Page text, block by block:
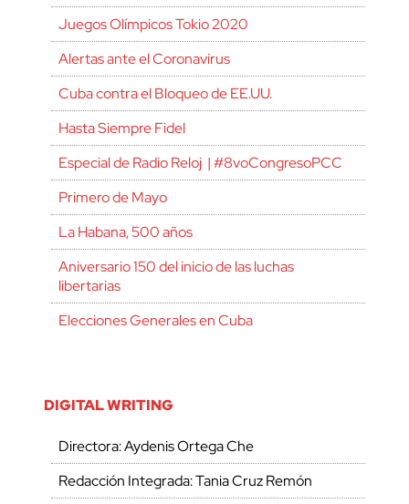
Juegos Olímpicos Tokio 2020
Alertas ante el Coronavirus
Cuba contra el Bloqueo de EE.UU.
Hasta Siempre Fidel
Especial de Radio Reloj | #8voCongresoPCC
Primero de Mayo
La Habana, 500 años
Aniversario 150 del inicio de las luchas
libertarias
Elecciones Generales en Cuba
DIGITAL WRITING
Directora: Aydenis Ortega Che
Redacción Integrada: Tania Cruz Remón